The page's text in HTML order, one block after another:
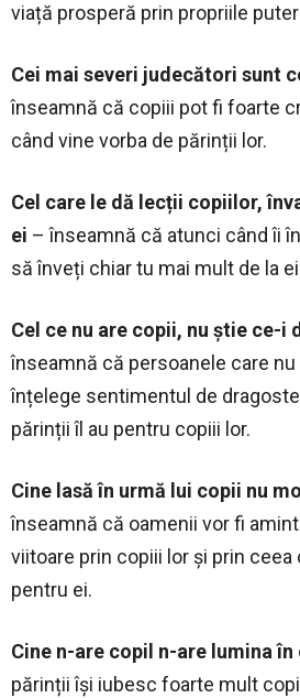
viață prosperă prin propriile
Cei mai severi judecători sunt
înseamnă că copiii pot fi foarte
când vine vorba de părinții lor.
Cel care le dă lecții copiilor,
ei – înseamnă că atunci când îi
să înveți chiar tu mai mult de la
Cel ce nu are copii, nu știe ce-i
înseamnă că persoanele care
înțelege sentimentul de
părinții îl au pentru copiii lor.
Cine lasă în urmă lui copii nu
înseamnă că oamenii vor fi
viitoare prin copiii lor și prin ceea
pentru ei.
Cine n-are copil n-are lumina în
părinții își iubesc foarte mult